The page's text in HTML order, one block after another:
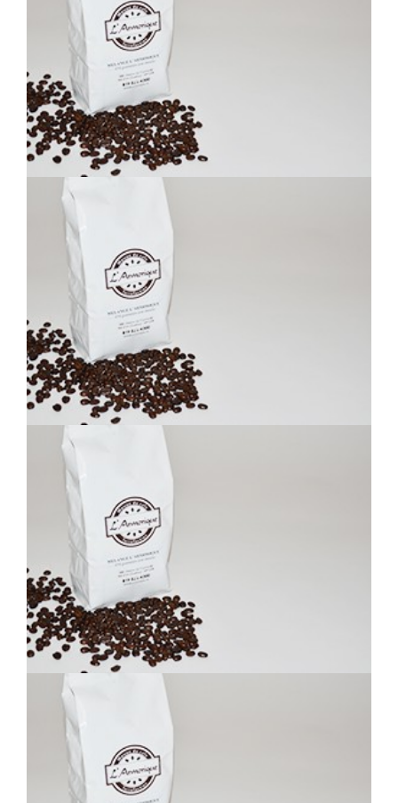
MEXICAIN BRUN
PÉROU NOIR
MELANGE DU PROSPECTEUR